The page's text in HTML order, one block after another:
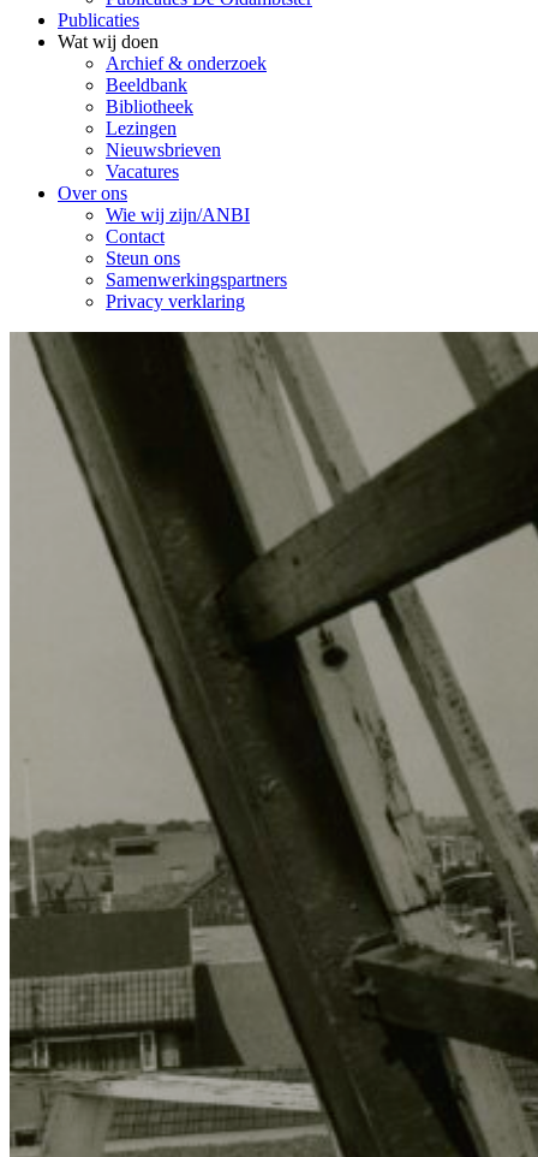
Publicaties
Wat wij doen
Archief & onderzoek
Beeldbank
Bibliotheek
Lezingen
Nieuwsbrieven
Vacatures
Over ons
Wie wij zijn/ANBI
Contact
Steun ons
Samenwerkingspartners
Privacy verklaring